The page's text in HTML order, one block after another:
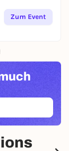
Zum Event
TAB)